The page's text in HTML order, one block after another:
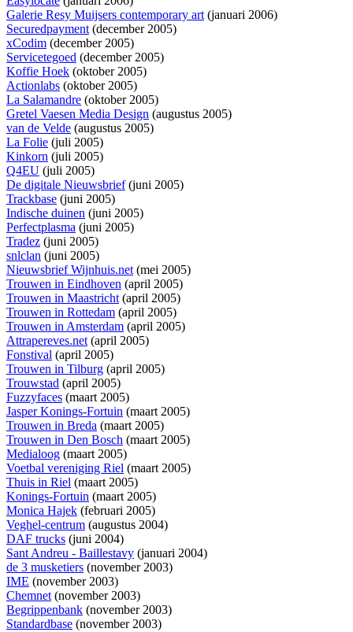
Galerie Resy Muijsers contemporary art(januari 2006)
Securedpayment(december 2005)
xCodim (december 2005)
Servicetegoed (december 2005)
Koffie Hoek (oktober 2005)
Actionlabs (oktober 2005)
La Salamandre (oktober 2005)
Gretel Vaesen Media Design (augustus 2005)
van de Velde (augustus 2005)
La Folie (juli 2005)
Kinkorn (juli 2005)
Q4EU (juli 2005)
De digitale Nieuwsbrief(juni 2005)
Trackbase (juni 2005)
Indische duinen (juni 2005)
Perfectplasma (juni 2005)
Tradez (juni 2005)
snlclan (juni 2005)
Nieuwsbrief Wijnhuis.net(mei 2005)
Trouwen in Eindhoven (april 2005)
Trouwen in Maastricht(april 2005)
Trouwen in Rottedam (april 2005)
Trouwen in Amsterdam (april 2005)
Attrapereves.net(april 2005)
Fonstival (april 2005)
Trouwen in Tilburg (april 2005)
Trouwstad (april 2005)
Fuzzyfaces (maart 2005)
Jasper Konings-Fortuin (maart 2005)
Trouwen in Breda (maart 2005)
Trouwen in Den Bosch (maart 2005)
Medialoog (maart 2005)
Voetbal vereniging Riel (maart 2005)
Thuis in Riel (maart 2005)
Konings-Fortuin (maart 2005)
Monica Hajek (februari 2005)
Veghel-centrum (augustus 2004)
DAF trucks (juni 2004)
Sant Andreu - Baillestavy (januari 2004)
de 3 musketiers (november 2003)
IME (november 2003)
Chemnet(november 2003)
Begrippenbank (november 2003)
Standardbase (november 2003)